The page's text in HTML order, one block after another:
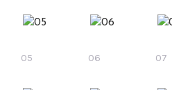
05 06 07